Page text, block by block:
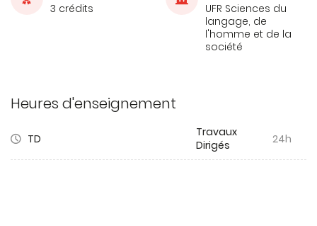
3 crédits
UFR Sciences du
langage, de
l'homme et de la
société
Heures d'enseignement
TD
Travaux
Dirigés
24h